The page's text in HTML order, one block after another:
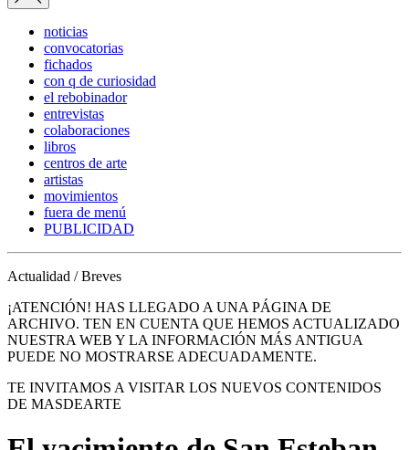
noticias
convocatorias
fichados
con q de curiosidad
el rebobinador
entrevistas
colaboraciones
libros
centros de arte
artistas
movimientos
fuera de menú
PUBLICIDAD
Actualidad / Breves
¡ATENCIÓN! HAS LLEGADO A UNA PÁGINA DE
ARCHIVO. TEN EN CUENTA QUE HEMOS ACTUALIZADO
NUESTRA WEB Y LA INFORMACIÓN MÁS ANTIGUA
PUEDE NO MOSTRARSE ADECUADAMENTE.
TE INVITAMOS A VISITAR LOS NUEVOS CONTENIDOS
DE MASDEARTE